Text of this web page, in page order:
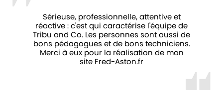
Sérieuse, professionnelle, attentive et
réactive : c'est qui caractérise l'équipe de
Tribu and Co. Les personnes sont aussi de
bons pédagogues et de bons techniciens.
Merci à eux pour la réalisation de mon
site Fred-Aston.fr